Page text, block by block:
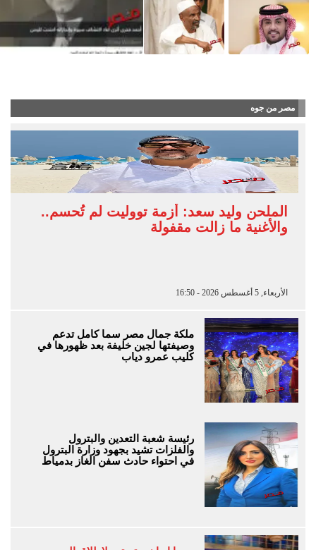
مصر من جوه
الملحن وليد سعد: أزمة تووليت لم تُحسم..
والأغنية ما زالت مقفولة
الأربعاء, 5 أغسطس 2026 - 16:50
ملكة جمال مصر سما كامل تدعم
وصيفتها لجين خليفة بعد ظهورها في
كليب عمرو دياب
رئيسة شعبة التعدين والبترول
والفلزات تشيد بجهود وزارة البترول
في احتواء حادث سفن الغاز بدمياط